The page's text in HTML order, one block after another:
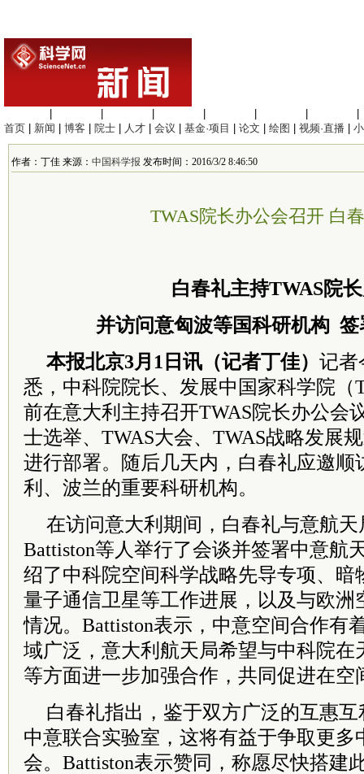
首页
新闻 博客 院士 人才 会议 基金·项目 论文 绘图 视频·直播
作者：丁佳 来源： 中国科学报 发布时间：2016/3/2 8:46:50
TWAS院长办公会召开 白
白春礼主持TWAS院
并访问意匈波等国科研机构
本报北京3月1日讯（记者丁佳） 记者
悉，中科院院长、发展中国家科学院（
前在意大利主持召开TWAS院长办公会
士选举、TWAS大会、TWAS战略发展
进行部署。随后几天内，白春礼应邀顺
利、波兰的重要科研机构。
在访问意大利期间，白春礼与意航天
Battiston等人举行了会谈并签署中意航
绍了中科院空间科学战略先导专项、暗
量子通信卫星等工作进展，以及与欧洲
情况。Battiston表示，中意空间合作有
域广泛，意大利航天局希望与中科院在
等方面进一步加强合作，共同促进在空
白春礼指出，鉴于双方广泛的互惠
中意联合实验室，这将有益于争取更多
会。Battiston表示赞同，称愿尽快搭建